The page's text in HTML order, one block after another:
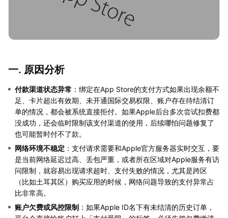
一. 原因分析
付款渠道状态异常 ：绑定在App Store的支付方式如果出现余额不
足、卡片超出有效期、未开通国际交易权限、账户存在待结清订
单的情况，都会被系统直接拒付。如果Apple后台多次尝试扣费都
没成功，还会临时限制该支付渠道的使用，后续哪怕问题修复了
也可能暂时付不了款。
网络环境不稳定 ：支付请求需要和Apple官方服务器实时交互，要
是当前网络延迟过高、丢包严重，或者所在区域对Apple服务有访
问限制，就容易出现请求超时、支付失败的情况，尤其是跨区
（比如土耳其区）购买应用的时候，网络问题导致的支付异常占
比非常高。
账户欠费或风控限制 ：如果Apple ID名下有未结清的历史订单，